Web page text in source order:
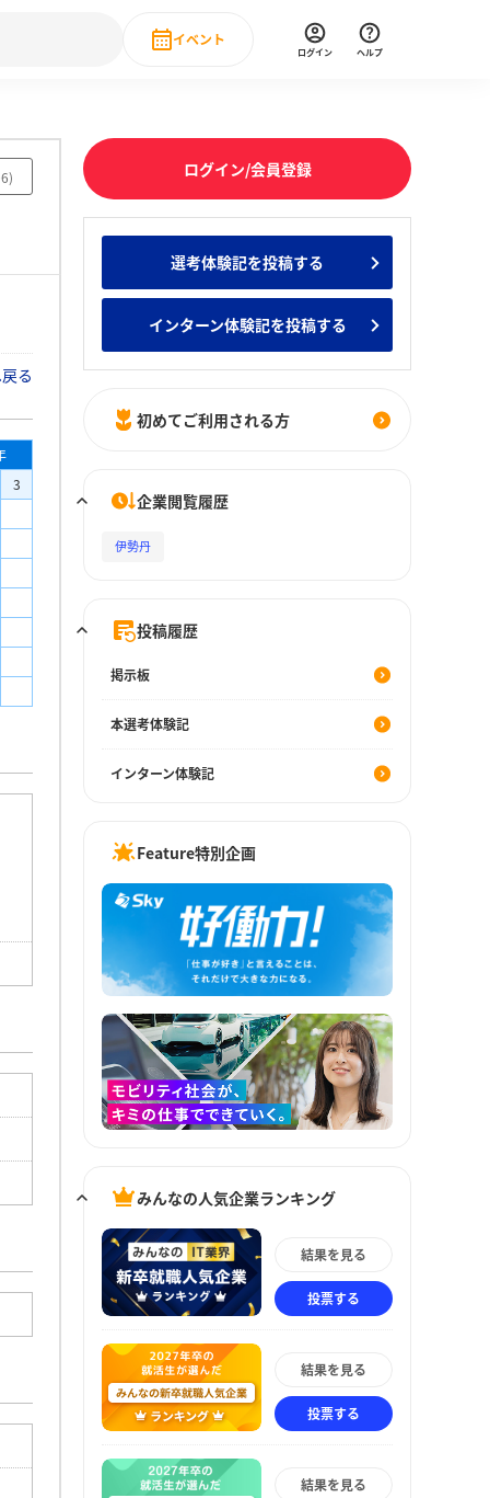
卒就職人気企業ランキング みんなのインターン人気企業ランキ
・DX現場社員インタビュー
イベント
直近のイベント一覧
ログイン ヘルプ
)
る
3
ログイン/会員登録
選考体験記を投稿する
インターン体験記を投稿する
初めてご利用される方
企業閲覧履歴
伊勢丹
投稿履歴
掲示板
本選考体験記
インターン体験記
Feature特別企画
みんなの人気企業ランキング
結果を見る
投票する
結果を見る
投票する
結果を見る